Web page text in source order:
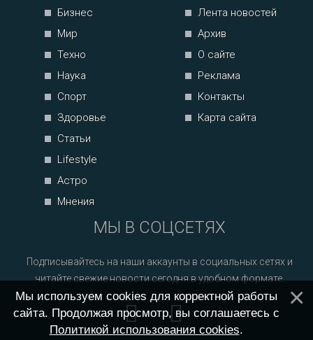
Бизнес
Мир
Техно
Наука
Спорт
Здоровье
Статьи
Lifestyle
Астро
Мнения
Лента новостей
Архив
О сайте
Реклама
Контакты
Карта сайта
МЫ В СОЦСЕТЯХ
Подписывайтесь на наши аккаунты в социальных сетях и
читайте свежие новости сегодня в удобном формате.
Мы используем cookies для корректной работы
сайта. Продолжая просмотр, вы соглашаетесь с
Политикой использования cookies.